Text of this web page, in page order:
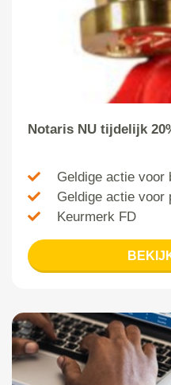
Notaris NU tijdelijk
Geldige actie voor
Geldige actie voor
Keurmerk FD